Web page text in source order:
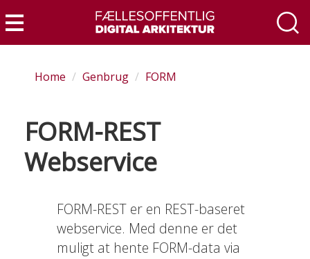
to
main
content
Menu
Home Genbrug FORM
FORM-REST
Webservice
FORM-REST er en REST-baseret
webservice. Med denne er det
muligt at hente FORM-data via